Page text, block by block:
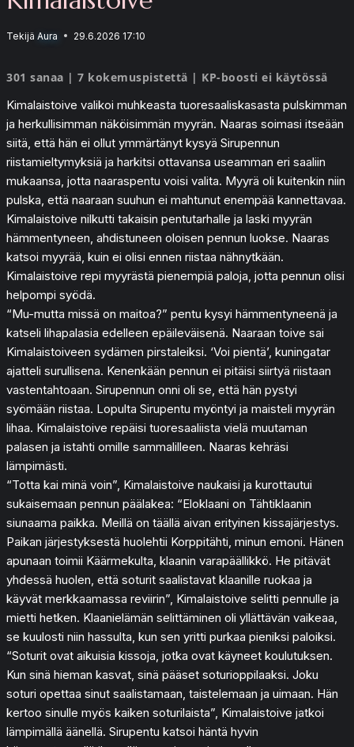
Tekijä Aura 29.6.2026 17:10
301 sanaa | 7 kokemuspistettä | KP-boosti ei käytössä
Kimalaistoive valikoi muhkeasta tuoresaaliskasasta pulskimman
ja herkullisimman näköisimmän myyrän. Naaras soimasi itseään
siitä, että hän ei ollut ymmärtänyt kysyä Sirupennun
riistamieltymyksiä ja harkitsi ottavansa useamman eri saaliin
mukaansa, jotta naaraspentu voisi valita. Myyrä oli kuitenkin niin
pulska, että naaraan suuhun ei mahtunut enempää kannettavaa.
Kimalaistoive nilkutti takaisin pentutarhalle ja laski myyrän
hämmentyneen, ahdistuneen oloisen pennun luokse. Naaras
katsoi myyrää, kuin ei olisi ennen riistaa nähnytkään.
Kimalaistoive repi myyrästä pienempiä paloja, jotta pennun olisi
helpompi syödä.
“Mu-mutta missä on maitoa?” pentu kysyi hämmentyneenä ja
katseli lihapalasia edelleen epäileväisenä. Naaraan toive sai
Kimalaistoiveen sydämen pirstaleiksi. ‘Voi pientä’, kuningatar
ajatteli surullisena. Kenenkään pennun ei pitäisi siirtyä riistaan
vastentahtoaan. Sirupennun onni oli se, että hän pystyi
syömään riistaa. Lopulta Sirupentu myöntyi ja maisteli myyrän
lihaa. Kimalaistoive repäisi tuoresaaliista vielä muutaman
palasen ja istahti omille sammalilleen. Naaras kehräsi
lämpimästi.
“Totta kai minä voin”, Kimalaistoive naukaisi ja kurottautui
sukaisemaan pennun päälakea: “Eloklaani on Tähtiklaanin
siunaama paikka. Meillä on täällä aivan erityinen kissajärjestys.
Paikan järjestyksestä huolehtii Korppitähti, minun emoni. Hänen
apunaan toimii Käärmekulta, klaanin varapäällikkö. He pitävät
yhdessä huolen, että soturit saalistavat klaanille ruokaa ja
käyvät merkkaamassa reviirin”, Kimalaistoive selitti pennulle ja
mietti hetken. Klaanielämän selittäminen oli yllättävän vaikeaa,
se kuulosti niin hassulta, kun sen yritti purkaa pieniksi paloiksi.
“Soturit ovat aikuisia kissoja, jotka ovat käyneet koulutuksen.
Kun sinä hieman kasvat, sinä pääset soturioppilaaksi. Joku
soturi opettaa sinut saalistamaan, taistelemaan ja uimaan. Hän
kertoo sinulle myös kaiken soturilaista”, Kimalaistoive jatkoi
lämpimällä äänellä. Sirupentu katsoi häntä hyvin